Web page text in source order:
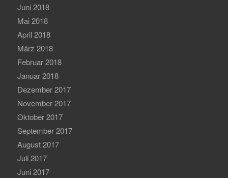
Juni 2018
Mai 2018
April 2018
März 2018
Februar 2018
Januar 2018
Dezember 2017
November 2017
Oktober 2017
September 2017
August 2017
Juli 2017
Juni 2017